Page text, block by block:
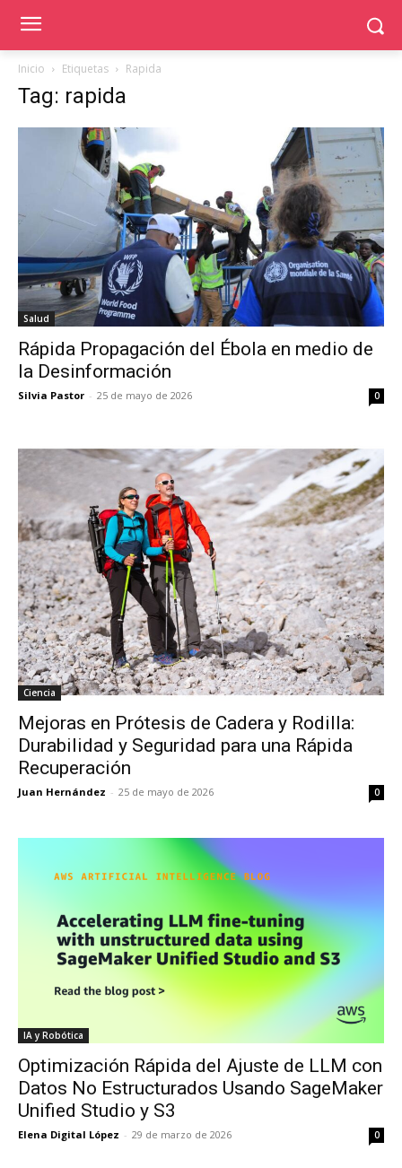
Inicio Etiquetas Rapida
Tag: rapida
Salud
Rápida Propagación del Ébola en medio de
la Desinformación
Silvia Pastor - 25 de mayo de 2026 0
Ciencia
Mejoras en Prótesis de Cadera y Rodilla:
Durabilidad y Seguridad para una Rápida
Recuperación
Juan Hernández - 25 de mayo de 2026 0
IA y Robótica
Optimización Rápida del Ajuste de LLM con
Datos No Estructurados Usando SageMaker
Unified Studio y S3
Elena Digital López - 29 de marzo de 2026 0